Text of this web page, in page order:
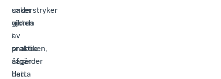
understryker
vikten
av
snabba
åtgärder
detta
saker
gjorda
i
praktiken,
säger
han.